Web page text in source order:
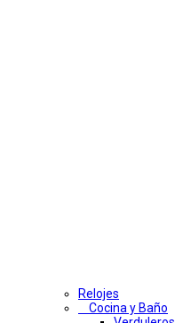
Relojes
Cocina y Baño